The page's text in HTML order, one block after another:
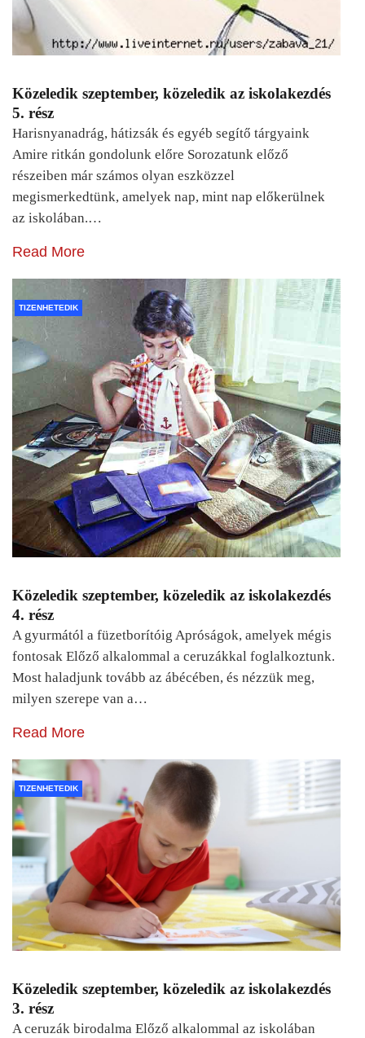
Közeledik szeptember, közeledik az iskolakezdés
5. rész
Harisnyanadrág, hátizsák és egyéb segítő tárgyaink
Amire ritkán gondolunk előre Sorozatunk előző
részeiben már számos olyan eszközzel
megismerkedtünk, amelyek nap, mint nap előkerülnek
az iskolában.…
Read More
TIZENHETEDIK
Közeledik szeptember, közeledik az iskolakezdés
4. rész
A gyurmától a füzetborítóig Apróságok, amelyek mégis
fontosak Előző alkalommal a ceruzákkal foglalkoztunk.
Most haladjunk tovább az ábécében, és nézzük meg,
milyen szerepe van a…
Read More
TIZENHETEDIK
Közeledik szeptember, közeledik az iskolakezdés
3. rész
A ceruzák birodalma Előző alkalommal az iskolában